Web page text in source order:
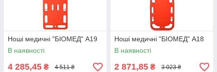
Ноші медичні "БІОМЕД" A19
В наявності
4 285,45 ₴ 4 511 ₴
Ноші медичні "БІОМЕД" A18
В наявності
2 871,85 ₴ 3 023 ₴